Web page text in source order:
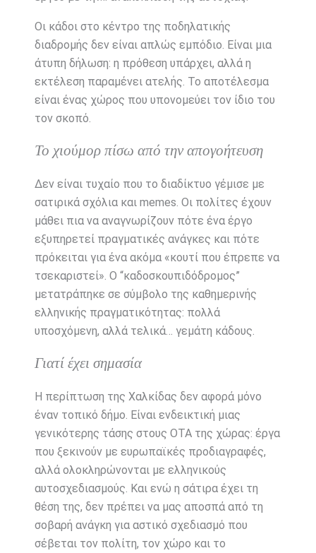
Οι κάδοι στο κέντρο της ποδηλατικής
διαδρομής δεν είναι απλώς εμπόδιο. Είναι μια
άτυπη δήλωση: η πρόθεση υπάρχει, αλλά η
εκτέλεση παραμένει ατελής. Το αποτέλεσμα
είναι ένας χώρος που υπονομεύει τον ίδιο του
τον σκοπό.
Το χιούμορ πίσω από την απογοήτευση
Δεν είναι τυχαίο που το διαδίκτυο γέμισε με
σατιρικά σχόλια και memes. Οι πολίτες έχουν
μάθει πια να αναγνωρίζουν πότε ένα έργο
εξυπηρετεί πραγματικές ανάγκες και πότε
πρόκειται για ένα ακόμα «κουτί που έπρεπε να
τσεκαριστεί». Ο “καδοσκουπιδόδρομος”
μετατράπηκε σε σύμβολο της καθημερινής
ελληνικής πραγματικότητας: πολλά
υποσχόμενη, αλλά τελικά… γεμάτη κάδους.
Γιατί έχει σημασία
Η περίπτωση της Χαλκίδας δεν αφορά μόνο
έναν τοπικό δήμο. Είναι ενδεικτική μιας
γενικότερης τάσης στους ΟΤΑ της χώρας: έργα
που ξεκινούν με ευρωπαϊκές προδιαγραφές,
αλλά ολοκληρώνονται με ελληνικούς
αυτοσχεδιασμούς. Και ενώ η σάτιρα έχει τη
θέση της, δεν πρέπει να μας αποσπά από τη
σοβαρή ανάγκη για αστικό σχεδιασμό που
σέβεται τον πολίτη, τον χώρο και το